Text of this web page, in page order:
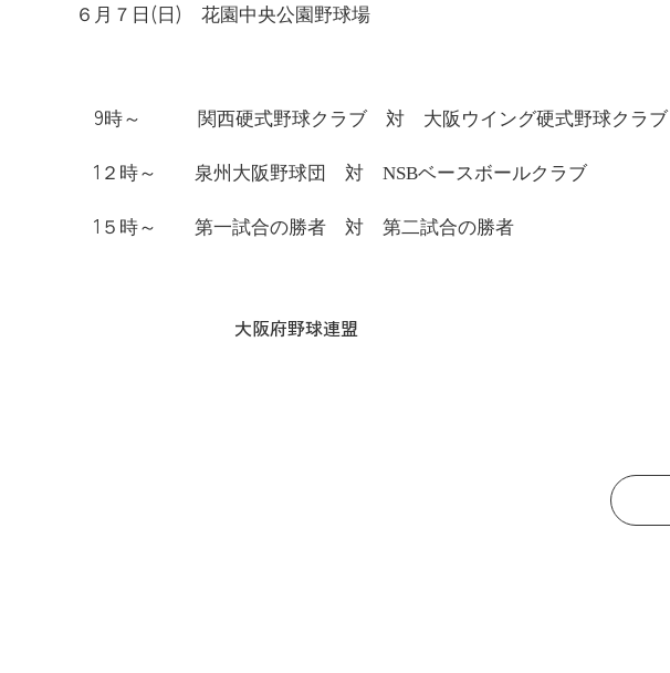
６月７日 ( 日 ) 花園中央公園野球場
9時～ 関西硬式野球クラブ 対 大阪ウイング硬式野球クラブ
1 ２時～ 泉州大阪野球団 対 NSBベースボールクラブ
1 ５時～ 第一試合の勝者 対 第二試合の勝者
大阪府野球連盟